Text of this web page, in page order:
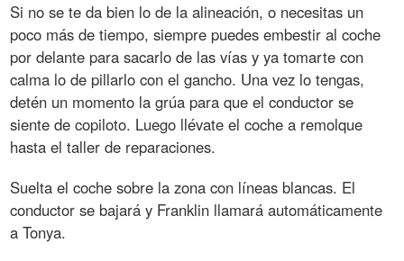
Si no se te da bien lo de la alineación, o necesitas un
poco más de tiempo, siempre puedes embestir al coche
por delante para sacarlo de las vías y ya tomarte con
calma lo de pillarlo con el gancho. Una vez lo tengas,
detén un momento la grúa para que el conductor se
siente de copiloto. Luego llévate el coche a remolque
hasta el taller de reparaciones.
Suelta el coche sobre la zona con líneas blancas. El
conductor se bajará y Franklin llamará automáticamente
a Tonya.